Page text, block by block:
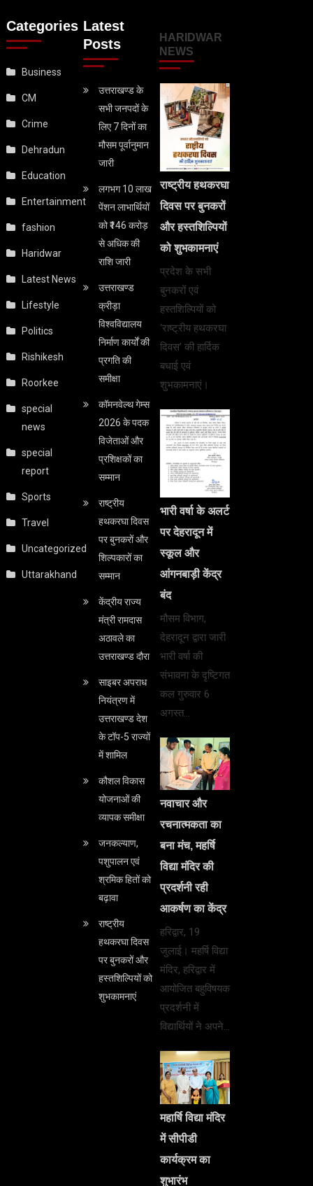
Categories
Business
CM
Crime
Dehradun
Education
Entertainment
fashion
Haridwar
Latest News
Lifestyle
Politics
Rishikesh
Roorkee
special
news
special
report
Sports
Travel
Uncategorized
Uttarakhand
Latest
Posts
उत्तराखण्ड के
सभी जनपदों के
लिए 7 दिनों का
मौसम पूर्वानुमान
जारी
लगभग 10 लाख
पेंशन लाभार्थियों
को ₹146 करोड़
से अधिक की
राशि जारी
उत्तराखण्ड
क्रीड़ा
विश्वविद्यालय
निर्माण कार्यों की
प्रगति की
समीक्षा
कॉमनवेल्थ गेम्स
2026 के पदक
विजेताओं और
प्रशिक्षकों का
सम्मान
राष्ट्रीय
हथकरघा दिवस
पर बुनकरों और
शिल्पकारों का
सम्मान
केंद्रीय राज्य
मंत्री रामदास
अठावले का
उत्तराखण्ड दौरा
साइबर अपराध
नियंत्रण में
उत्तराखण्ड देश
के टॉप-5 राज्यों
में शामिल
कौशल विकास
योजनाओं की
व्यापक समीक्षा
जनकल्याण,
पशुपालन एवं
श्रमिक हितों को
बढ़ावा
राष्ट्रीय
हथकरघा दिवस
पर बुनकरों और
हस्तशिल्पियों को
शुभकामनाएं
HARIDWAR
NEWS
राष्ट्रीय हथकरघा
दिवस पर बुनकरों
और हस्तशिल्पियों
को शुभकामनाएं
प्रदेश के सभी
बुनकरों एवं
हस्तशिल्पियों को
‘राष्ट्रीय हथकरघा
दिवस’ की हार्दिक
बधाई एवं
शुभकामनाएं।
भारी वर्षा के अलर्ट
पर देहरादून में
स्कूल और
आंगनबाड़ी केंद्र
बंद
मौसम विभाग,
देहरादून द्वारा जारी
भारी वर्षा की
संभावना के दृष्टिगत
कल गुरुवार 6
अगस्त…
नवाचार और
रचनात्मकता का
बना मंच, महर्षि
विद्या मंदिर की
प्रदर्शनी रही
आकर्षण का केंद्र
हरिद्वार, 19
जुलाई। महर्षि विद्या
मंदिर, हरिद्वार में
आयोजित बहुविषयक
प्रदर्शनी में
विद्यार्थियों ने अपने…
महार्षि विद्या मंदिर
में सीपीडी
कार्यक्रम का
शुभारंभ